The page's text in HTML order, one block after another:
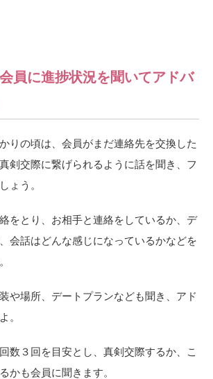
会員に進捗状況を聞いてアドバ
りの頃は、会員がまだ連絡先を交換した
剣交際に繋げられるように話を聞き、フ
ょう。
をとり、お相手と連絡をしているか、デ
会話はどんな感じになっているかなどを
や場所、デートプランなども聞き、アド
。
数３回を目安とし、真剣交際するか、こ
かも会員に聞きます。